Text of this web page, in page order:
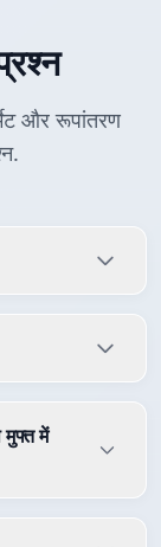
और रूपांतरण
में